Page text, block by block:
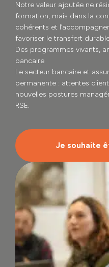
Notre valeur ajoutée ne
formation, mais dans la
cohérents et
favoriser le transfert
Des programmes vivants,
bancaire
Le secteur bancaire et
permanente : attentes
nouvelles postures
RSE.
Je souhaite